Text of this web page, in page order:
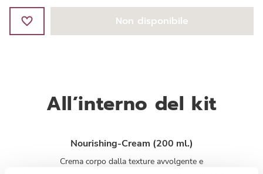
Non disponibile
All’interno del kit
Nourishing-Cream (200 ml.)
Crema corpo dalla texture avvolgente e